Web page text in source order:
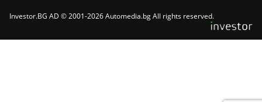
Investor.BG AD © 2001-2026 Automedia.bg All rights reserved.